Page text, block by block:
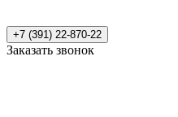
+7 (391) 22-870-22
Заказать звонок